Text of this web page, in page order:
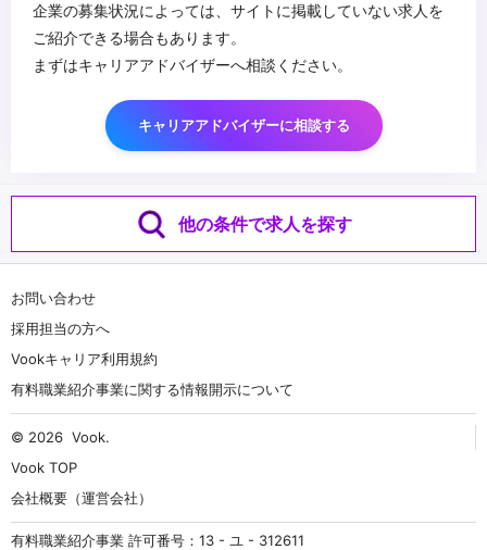
企業の募集状況によっては、サイトに掲載していない求人を
ご紹介できる場合もあります。
まずはキャリアアドバイザーへ相談ください。
キャリアアドバイザーに相談する
他の条件で求人を探す
お問い合わせ
採用担当の方へ
Vookキャリア利用規約
有料職業紹介事業に関する情報開示について
© 2026 Vook.
Vook TOP
会社概要（運営会社）
有料職業紹介事業 許可番号：13 - ユ - 312611